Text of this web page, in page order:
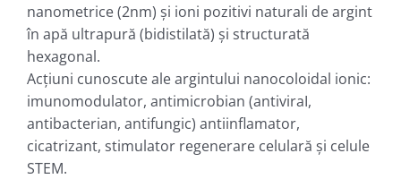
nanometrice (2nm) şi ioni pozitivi naturali de argint
în apă ultrapură (bidistilată) şi structurată
hexagonal.
Acţiuni cunoscute ale argintului nanocoloidal ionic:
imunomodulator, antimicrobian (antiviraI,
antibacterian, antifungic) antiinflamator,
cicatrizant, stimulator regenerare celulară şi celule
STEM.